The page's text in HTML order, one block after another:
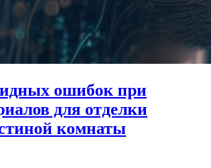
ошибок при
для отделки
комнаты